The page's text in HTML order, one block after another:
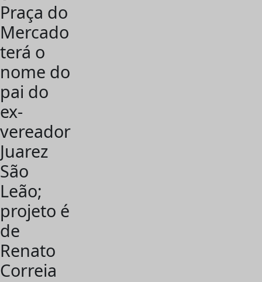
Praça do
Mercado
terá o
nome do
pai do
ex-
vereador
Juarez
São
Leão;
projeto é
de
Renato
Correia